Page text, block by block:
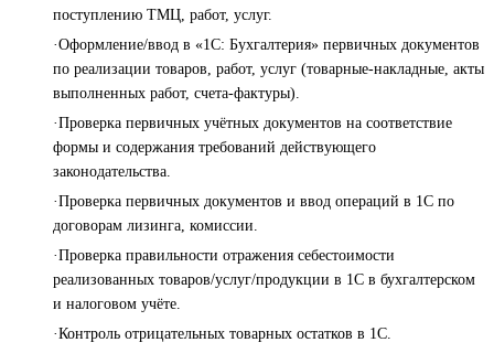
поступлению ТМЦ, работ, услуг.
·Оформление/ввод в «1С: Бухгалтерия» первичных документов
по реализации товаров, работ, услуг (товарные-накладные, акты
выполненных работ, счета-фактуры).
·Проверка первичных учётных документов на соответствие
формы и содержания требований действующего
законодательства.
·Проверка первичных документов и ввод операций в 1С по
договорам лизинга, комиссии.
·Проверка правильности отражения себестоимости
реализованных товаров/услуг/продукции в 1С в бухгалтерском
и налоговом учёте.
·Контроль отрицательных товарных остатков в 1С.